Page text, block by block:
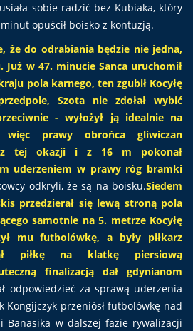
sobie radzić bez Kubiaka, który
opuścił boisko z kontuzją.
że do odrabiania będzie nie jedna,
w 47. minucie Sanca uruchomił
pola karnego, ten zgubił Kocyłę
Szota nie zdołał wybić
- wyłożył ją idealnie na
więc prawy obrońca gliwiczan
z tej okazji i z 16 m pokonał
uderzeniem w prawy róg bramki
odkryli, że są na boisku.Siedem
przedzierał się lewą stroną pola
samotnie na 5. metrze Kocyłę
mu futbolówkę, a były piłkarz
piłkę na klatkę piersiową
finalizacją dał gdynianom
odpowiedzieć za sprawą uderzenia
Kongijczyk przeniósł futbolówkę nad
Banasika w dalszej fazie rywalizacji